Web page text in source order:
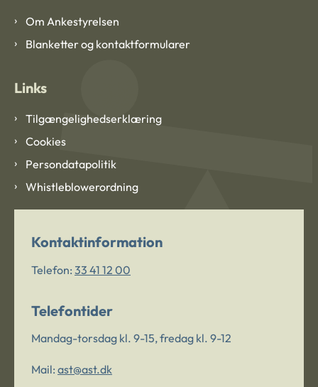
Om Ankestyrelsen
Blanketter og kontaktformularer
Links
Tilgængelighedserklæring
Cookies
Persondatapolitik
Whistleblowerordning
Kontaktinformation
Telefon: 33 41 12 00
Telefontider
Mandag-torsdag kl. 9-15, fredag kl. 9-12
Mail: ast@ast.dk